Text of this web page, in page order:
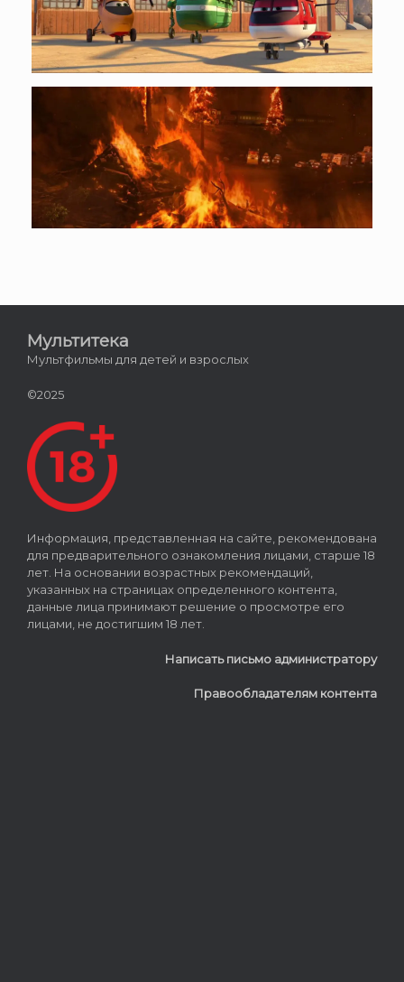
Мультитека
Мультфильмы для детей и взрослых
©2025
Информация, представленная на сайте, рекомендована
для предварительного ознакомления лицами, старше 18
лет. На основании возрастных рекомендаций,
указанных на страницах определенного контента,
данные лица принимают решение о просмотре его
лицами, не достигшим 18 лет.
Написать письмо администратору
Правообладателям контента